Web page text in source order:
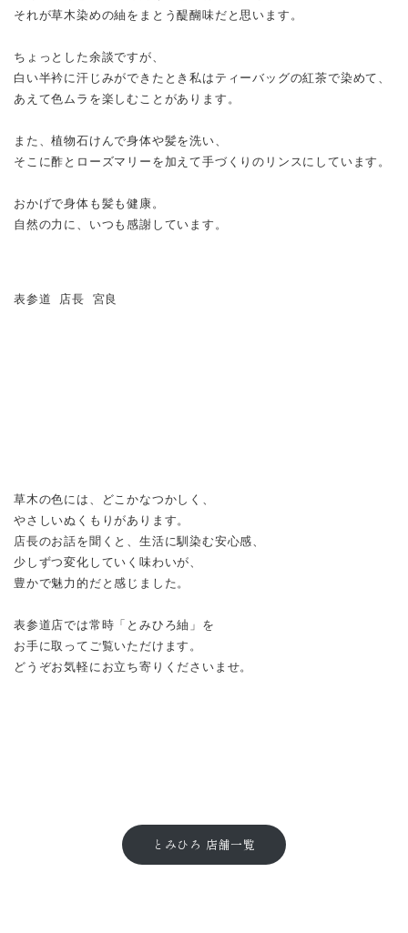
それが草木染めの紬をまとう醍醐味だと思います。
ちょっとした余談ですが、
白い半衿に汗じみができたとき私はティーバッグの紅茶で染めて、
あえて色ムラを楽しむことがあります。
また、植物石けんで身体や髪を洗い、
そこに酢とローズマリーを加えて手づくりのリンスにしています。
おかげで身体も髪も健康。
自然の力に、いつも感謝しています。
表参道 店長 宮良
草木の色には、どこかなつかしく、
やさしいぬくもりがあります。
店長のお話を聞くと、生活に馴染む安心感、
少しずつ変化していく味わいが、
豊かで魅力的だと感じました。
表参道店では常時「とみひろ紬」を
お手に取ってご覧いただけます。
どうぞお気軽にお立ち寄りくださいませ。
とみひろ 店舗一覧